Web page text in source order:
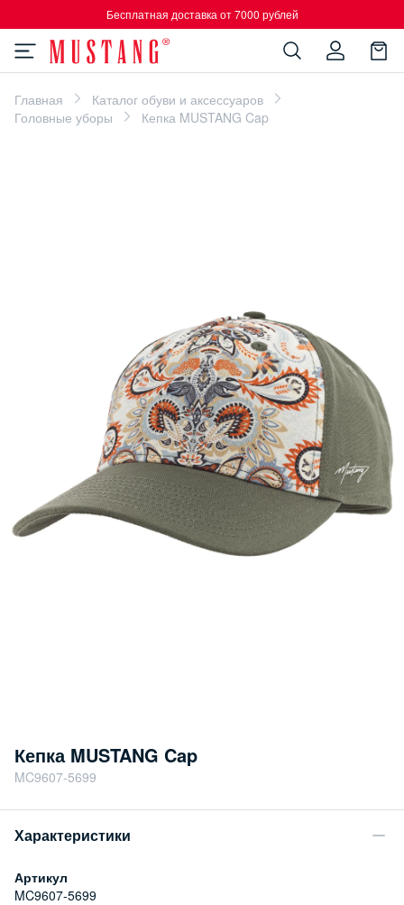
Бесплатная доставка от 7000 рублей
Главная
Каталог обуви и аксессуаров
Головные уборы
Кепка MUSTANG Cap
Кепка MUSTANG Cap
MC9607-5699
Характеристики
Артикул
MC9607-5699